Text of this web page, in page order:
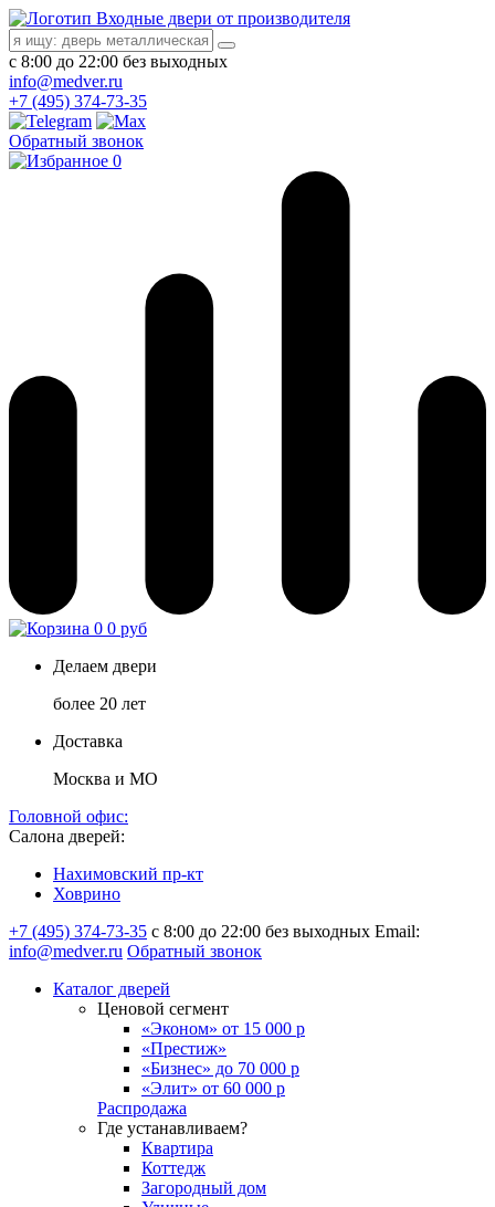
Входные двери от производителя
с 8:00 до 22:00 без выходных
info@medver.ru
+7 (495) 374-73-35
Обратный звонок
0
0 0 руб
Делаем двери
более 20 лет
Доставка
Москва и МО
Головной офис:
Салона дверей:
Нахимовский пр-кт
Ховрино
+7 (495) 374-73-35 с 8:00 до 22:00 без выходных Email:
info@medver.ru Обратный звонок
Каталог дверей
Ценовой сегмент
«Эконом» от 15 000 р
«Престиж»
«Бизнес» до 70 000 р
«Элит» от 60 000 р
Распродажа
Где устанавливаем?
Квартира
Коттедж
Загородный дом